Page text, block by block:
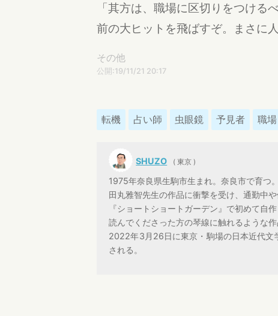
「其方は、職場に区切りをつけ
前の大ヒットを飛ばすぞ。まさに
その他
公開:19/11/21 20:17
転機 占い師 虫眼鏡 予見者 職場
SHUZO ( 東京 )
1975年奈良県生駒市生まれ。奈良市で育つ
田丸雅智先生の作品に衝撃を受け、通勤中
『ショートショートガーデン』で初めて自
読んでくださった方の琴線に触れるような作
2022年3月26日に東京・駒場の日本近代文
される。